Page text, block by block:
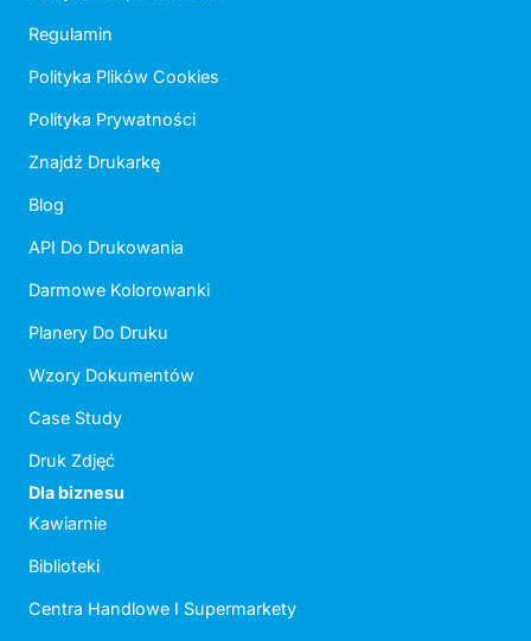
Regulamin
Polityka Plików Cookies
Polityka Prywatności
Znajdź Drukarkę
Blog
API Do Drukowania
Darmowe Kolorowanki
Planery Do Druku
Wzory Dokumentów
Case Study
Druk Zdjęć
Dla biznesu
Kawiarnie
Biblioteki
Centra Handlowe I Supermarkety